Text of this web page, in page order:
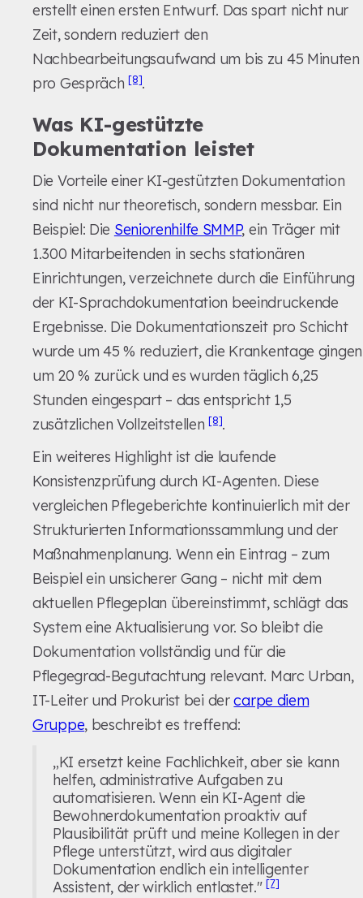
erstellt einen ersten Entwurf. Das spart nicht nur
Zeit, sondern reduziert den
Nachbearbeitungsaufwand um bis zu 45 Minuten
pro Gespräch[8].
Was KI-gestützte
Dokumentation leistet
Die Vorteile einer KI-gestützten Dokumentation
sind nicht nur theoretisch, sondern messbar. Ein
Beispiel: Die Seniorenhilfe SMMP, ein Träger mit
1.300 Mitarbeitenden in sechs stationären
Einrichtungen, verzeichnete durch die Einführung
der KI-Sprachdokumentation beeindruckende
Ergebnisse. Die Dokumentationszeit pro Schicht
wurde um 45 % reduziert, die Krankentage gingen
um 20 % zurück und es wurden täglich 6,25
Stunden eingespart – das entspricht 1,5
zusätzlichen Vollzeitstellen[8].
Ein weiteres Highlight ist die laufende
Konsistenzprüfung durch KI-Agenten. Diese
vergleichen Pflegeberichte kontinuierlich mit der
Strukturierten Informationssammlung und der
Maßnahmenplanung. Wenn ein Eintrag – zum
Beispiel ein unsicherer Gang – nicht mit dem
aktuellen Pflegeplan übereinstimmt, schlägt das
System eine Aktualisierung vor. So bleibt die
Dokumentation vollständig und für die
Pflegegrad-Begutachtung relevant. Marc Urban,
IT-Leiter und Prokurist bei dercarpe diem
Gruppe, beschreibt es treffend:
„KI ersetzt keine Fachlichkeit, aber sie kann
helfen, administrative Aufgaben zu
automatisieren. Wenn ein KI-Agent die
Bewohnerdokumentation proaktiv auf
Plausibilität prüft und meine Kollegen in der
Pflege unterstützt, wird aus digitaler
Dokumentation endlich ein intelligenter
Assistent, der wirklich entlastet."[7]